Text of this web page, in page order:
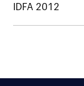
IDFA 2012